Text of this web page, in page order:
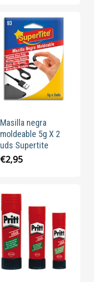
era:
€1,10.
es:
€0,90.
Masilla negra
moldeable 5g X 2
uds Supertite
€2,95